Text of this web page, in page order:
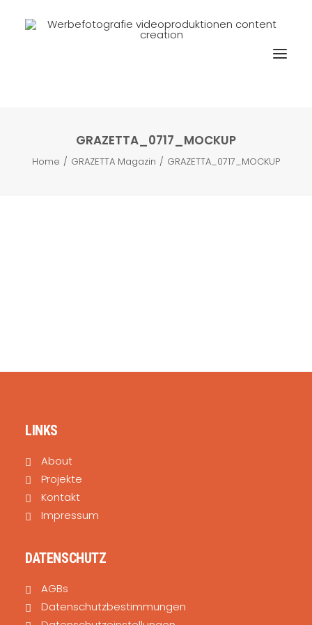
GRAZETTA_0717_MOCKUP
Home GRAZETTA Magazin GRAZETTA_0717_MOCKUP
LINKS
About
Projekte
Kontakt
Impressum
DATENSCHUTZ
AGBs
Datenschutzbestimmungen